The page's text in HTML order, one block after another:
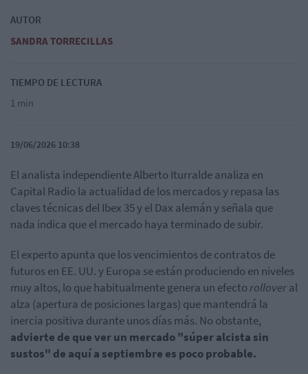
AUTOR
SANDRA TORRECILLAS
TIEMPO DE LECTURA
1 min
19/06/2026 10:38
El analista independiente Alberto Iturralde analiza en
Capital Radio la actualidad de los mercados y repasa las
claves técnicas del Ibex 35 y el Dax alemán y señala que
nada indica que el mercado haya terminado de subir.
El experto apunta que los vencimientos de contratos de
futuros en EE. UU. y Europa se están produciendo en niveles
muy altos, lo que habitualmente genera un efecto rolloveral
alza (apertura de posiciones largas) que mantendrá la
inercia positiva durante unos días más. No obstante,
advierte de que ver un mercado "súper alcista sin
sustos" de aquí a septiembre es poco probable.